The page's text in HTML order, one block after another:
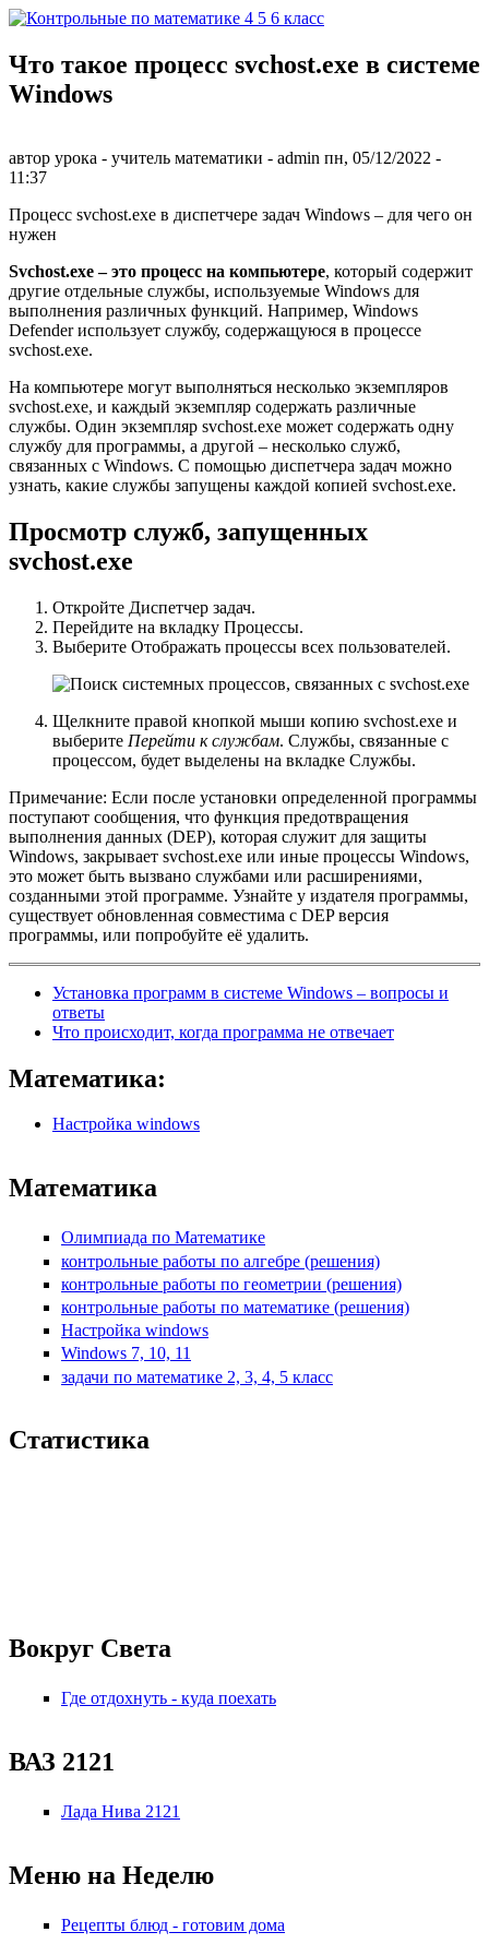
Перейти к основному содержанию
Контрольные
по
математике 4
5 6 класс
Что такое процесс svchost.exe в системе
Windows
автор урока - учитель математики - admin пн, 05/12/2022 -
11:37
Процесс svchost.exe в диспетчере задач Windows – для чего он
нужен
Svchost.exe – это процесс на компьютере, который содержит
другие отдельные службы, используемые Windows для
выполнения различных функций. Например, Windows
Defender использует службу, содержащуюся в процессе
svchost.exe.
На компьютере могут выполняться несколько экземпляров
svchost.exe, и каждый экземпляр содержать различные
службы. Один экземпляр svchost.exe может содержать одну
службу для программы, а другой – несколько служб,
связанных с Windows. С помощью диспетчера задач можно
узнать, какие службы запущены каждой копией svchost.exe.
Просмотр служб, запущенных
svchost.exe
Откройте Диспетчер задач.
Перейдите на вкладку Процессы.
Выберите Отображать процессы всех пользователей.
Щелкните правой кнопкой мыши копию svchost.exe и
выберите Перейти к службам. Службы, связанные с
процессом, будет выделены на вкладке Службы.
Примечание: Если после установки определенной программы
поступают сообщения, что функция предотвращения
выполнения данных (DEP), которая служит для защиты
Windows, закрывает svchost.exe или иные процессы Windows,
это может быть вызвано службами или расширениями,
созданными этой программе. Узнайте у издателя программы,
существует обновленная совместима с DEP версия
программы, или попробуйте её удалить.
Установка программ в системе Windows – вопросы и
ответы
Что происходит, когда программа не отвечает
Математика:
Настройка windows
Математика
Олимпиада по Математике
контрольные работы по алгебре (решения)
контрольные работы по геометрии (решения)
контрольные работы по математике (решения)
Настройка windows
Windows 7, 10, 11
задачи по математике 2, 3, 4, 5 класс
Статистика
Вокруг Света
Где отдохнуть - куда поехать
ВАЗ 2121
Лада Нива 2121
Меню на Неделю
Рецепты блюд - готовим дома